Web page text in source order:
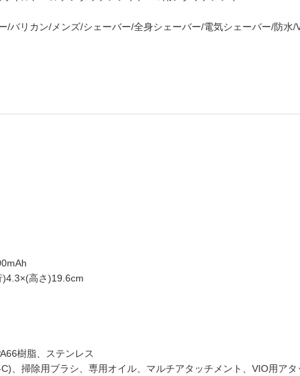
/バリカン/メンズ/シェーバー/全身シェーバー/電気シェーバー/防水/
高さ)19.6cm
樹脂、ステンレス
、掃除用ブラシ、専用オイル、マルチアタッチメント、VIO用アタ